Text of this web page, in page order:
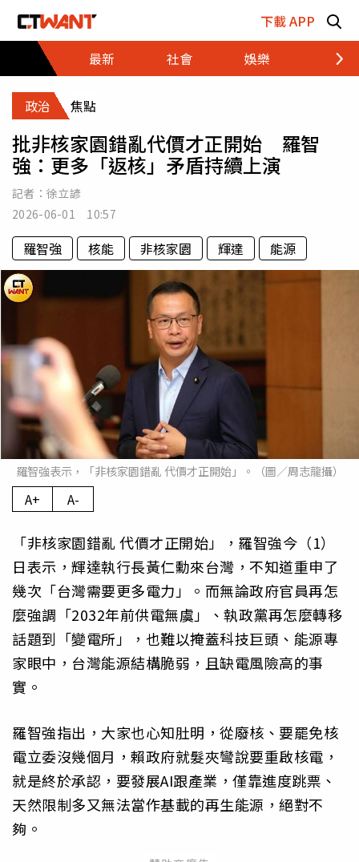
下載 APP
最新
社會 娛樂 財經
政治 焦點
批非核家園錯亂代價才正開始 羅智
強：更多「返核」矛盾持續上演
記者： 徐立諺
2026-06-01 10:57
羅智強 核能 非核家園 輝達 能源
羅智強表示，「非核家園錯亂 代價才正開始」。（圖／周志龍攝）
A+ A-
「非核家園錯亂 代價才正開始」，羅智強今（1）
日表示，輝達執行長黃仁勳來台灣，不知道重申了
幾次「台灣需要更多電力」。而無論政府官員再怎
麼強調「2032年前供電無虞」、執政黨再怎麼轉移
話題到「變電所」，也難以掩蓋科技巨頭、能源專
家眼中，台灣能源結構脆弱，且缺電風險高的事
實。
羅智強指出，大家也心知肚明，從廢核、要罷免核
電立委沒幾個月，賴政府就髮夾彎說要重啟核電，
就是終於承認，要發展AI跟產業，僅靠進度跳票、
天然限制多又無法當作基載的再生能源，絕對不
夠。